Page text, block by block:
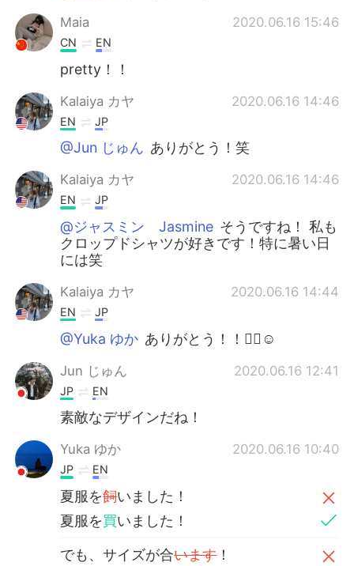
Maia 2020.06.16 15:46
CN EN
pretty！！
Kalaiya カヤ 2020.06.16 14:46
EN JP
@Jun じゅん ありがとう！笑
Kalaiya カヤ 2020.06.16 14:46
EN JP
@ジャスミン Jasmine そうですね！ 私も
クロップドシャツが好きです！特に暑い日
には笑
Kalaiya カヤ 2020.06.16 14:44
EN JP
@Yuka ゆか ありがとう！！🙇‍♀️☺️
Jun じゅん 2020.06.16 12:41
JP EN
素敵なデザインだね！
Yuka ゆか 2020.06.16 10:40
JP EN
夏服を飼いました！
夏服を買いました！
でも、サイズが合います！